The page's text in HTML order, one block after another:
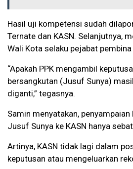
Hasil uji kompetensi sudah
Ternate dan KASN. Selanjutnya,
Wali Kota selaku pejabat
“Apakah PPK mengambil
bersangkutan (Jusuf Sunya)
diganti,” tegasnya.
Samin menyatakan,
Jusuf Sunya ke KASN hanya
Artinya, KASN tidak lagi dalam
keputusan atau mengeluarkan